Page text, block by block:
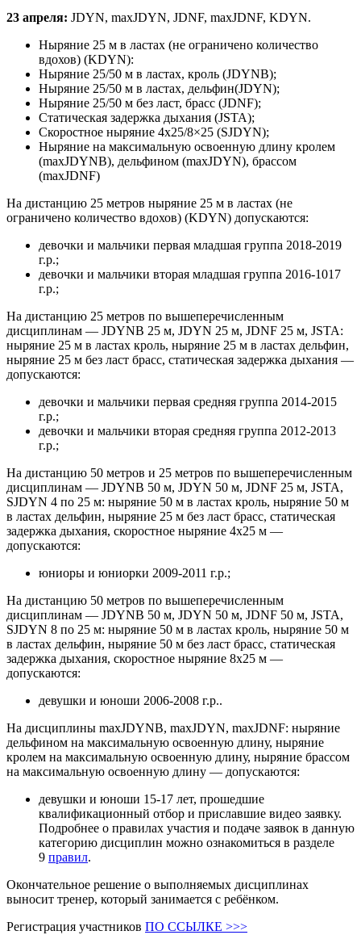
23 апреля: JDYN, maxJDYN, JDNF, maxJDNF, KDYN.
Ныряние 25 м в ластах (не ограничено количество
вдохов) (KDYN):
Ныряние 25/50 м в ластах, кроль (JDYNB);
Ныряние 25/50 м в ластах, дельфин(JDYN);
Ныряние 25/50 м без ласт, брасс (JDNF);
Статическая задержка дыхания (JSTA);
Скоростное ныряние 4х25/8×25 (SJDYN);
Ныряние на максимальную освоенную длину кролем
(maxJDYNB), дельфином (maxJDYN), брассом
(maxJDNF)
На дистанцию 25 метров ныряние 25 м в ластах (не
ограничено количество вдохов) (KDYN) допускаются:
девочки и мальчики первая младшая группа 2018-2019
г.р.;
девочки и мальчики вторая младшая группа 2016-1017
г.р.;
На дистанцию 25 метров по вышеперечисленным
дисциплинам — JDYNB 25 м, JDYN 25 м, JDNF 25 м, JSTA:
ныряние 25 м в ластах кроль, ныряние 25 м в ластах дельфин,
ныряние 25 м без ласт брасс, статическая задержка дыхания —
допускаются:
девочки и мальчики первая средняя группа 2014-2015
г.р.;
девочки и мальчики вторая средняя группа 2012-2013
г.р.;
На дистанцию 50 метров и 25 метров по вышеперечисленным
дисциплинам — JDYNB 50 м, JDYN 50 м, JDNF 25 м, JSTA,
SJDYN 4 по 25 м: ныряние 50 м в ластах кроль, ныряние 50 м
в ластах дельфин, ныряние 25 м без ласт брасс, статическая
задержка дыхания, скоростное ныряние 4х25 м —
допускаются:
юниоры и юниорки 2009-2011 г.р.;
На дистанцию 50 метров по вышеперечисленным
дисциплинам — JDYNB 50 м, JDYN 50 м, JDNF 50 м, JSTA,
SJDYN 8 по 25 м: ныряние 50 м в ластах кроль, ныряние 50 м
в ластах дельфин, ныряние 50 м без ласт брасс, статическая
задержка дыхания, скоростное ныряние 8х25 м —
допускаются:
девушки и юноши 2006-2008 г.р..
На дисциплины maxJDYNB, maxJDYN, maxJDNF: ныряние
дельфином на максимальную освоенную длину, ныряние
кролем на максимальную освоенную длину, ныряние брассом
на максимальную освоенную длину — допускаются:
девушки и юноши 15-17 лет, прошедшие
квалификационный отбор и приславшие видео заявку.
Подробнее о правилах участия и подаче заявок в данную
категорию дисциплин можно ознакомиться в разделе
9 правил.
Окончательное решение о выполняемых дисциплинах
выносит тренер, который занимается с ребёнком.
Регистрация участников ПО ССЫЛКЕ >>>